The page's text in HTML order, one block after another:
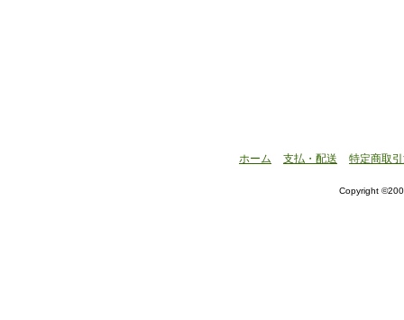
ホーム 支払・配送 特定商取
Copyright